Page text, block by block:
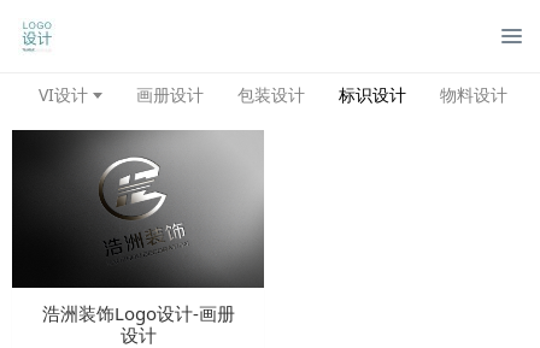
VI设计 画册设计 包装设计 标识设计 物料设计
浩洲装饰logo设计-画册
设计